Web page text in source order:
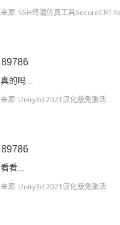
来源 SSH终端仿真工具SecureCRT
89786
真的吗...
来源 Unity3d 2021汉化版免激活
89786
看看...
来源 Unity3d 2021汉化版免激活